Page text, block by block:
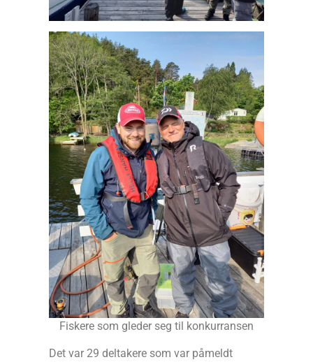
Fiskere som gleder seg til konkurransen
Det var 29 deltakere som var påmeldt